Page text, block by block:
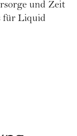
und Zeit
für Liquid